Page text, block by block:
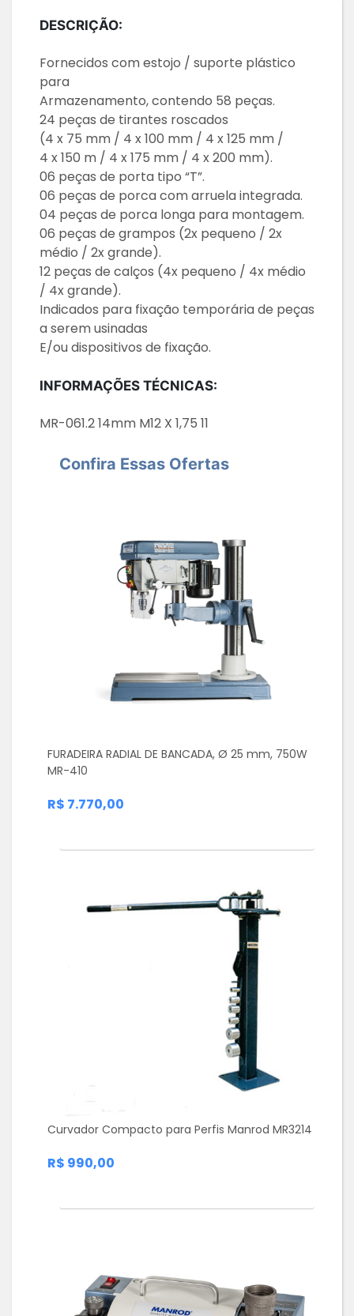
DESCRIÇÃO:
Fornecidos com estojo / suporte plástico
para
Armazenamento, contendo 58 peças.
24 peças de tirantes roscados
(4 x 75 mm / 4 x 100 mm / 4 x 125 mm /
4 x 150 m / 4 x 175 mm / 4 x 200 mm).
06 peças de porta tipo “T”.
06 peças de porca com arruela integrada.
04 peças de porca longa para montagem.
06 peças de grampos (2x pequeno / 2x
médio / 2x grande).
12 peças de calços (4x pequeno / 4x médio
/ 4x grande).
Indicados para fixação temporária de peças
a serem usinadas
E/ou dispositivos de fixação.
INFORMAÇÕES TÉCNICAS:
MR-061.2 14mm M12 X 1,75 11
Confira Essas Ofertas
FURADEIRA RADIAL DE BANCADA, Ø 25 mm, 750W
MR-410
R$ 7.770,00
Curvador Compacto para Perfis Manrod MR3214
R$ 990,00